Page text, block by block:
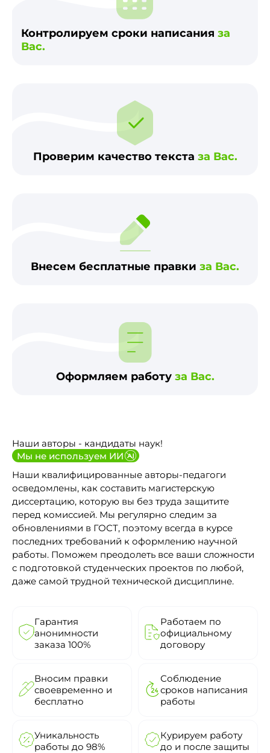
Контролируем сроки написания за
Вас.
Проверим качество текста за Вас.
Внесем бесплатные правки за Вас.
Оформляем работу за Вас.
Наши авторы - кандидаты наук!
Мы не используем ИИ
Наши квалифицированные авторы-педагоги
осведомлены, как составить магистерскую
диссертацию, которую вы без труда защитите
перед комиссией. Мы регулярно следим за
обновлениями в ГОСТ, поэтому всегда в курсе
последних требований к оформлению научной
работы. Поможем преодолеть все ваши сложности
с подготовкой студенческих проектов по любой,
даже самой трудной технической дисциплине.
Гарантия
анонимности
заказа 100%
Работаем по
официальному
договору
Вносим правки
своевременно и
бесплатно
Соблюдение
сроков написания
работы
Уникальность
работы до 98%
Курируем работу
до и после защиты